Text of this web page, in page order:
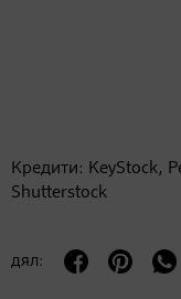
Кредити: KeyStock,
Shutterstock
дял: